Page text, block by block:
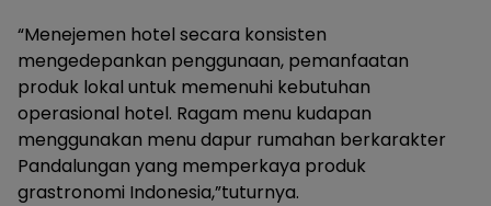
“Menejemen hotel secara konsisten
mengedepankan penggunaan, pemanfaatan
produk lokal untuk memenuhi kebutuhan
operasional hotel. Ragam menu kudapan
menggunakan menu dapur rumahan berkarakter
Pandalungan yang memperkaya produk
grastronomi Indonesia,”tuturnya.